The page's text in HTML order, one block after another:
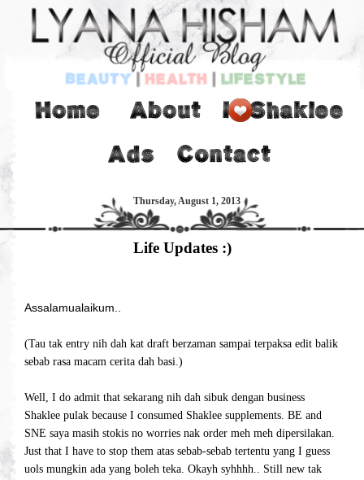
Thursday, August 1, 2013
Life Updates :)
Assalamualaikum..
(Tau tak entry nih dah kat draft berzaman sampai terpaksa edit balik
sebab rasa macam cerita dah basi.)
Well, I do admit that sekarang nih dah sibuk dengan business
Shaklee pulak because I consumed Shaklee supplements. BE and
SNE saya masih stokis no worries nak order meh meh dipersilakan.
Just that I have to stop them atas sebab-sebab tertentu yang I guess
uols mungkin ada yang boleh teka. Okayh syhhhh.. Still new tak